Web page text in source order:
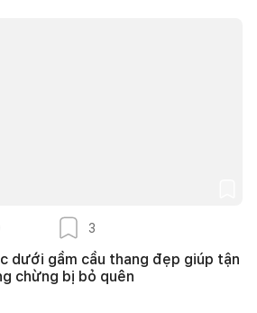
3
dưới gầm cầu thang đẹp giúp tận
chừng bị bỏ quên